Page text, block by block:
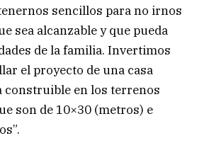
sencillos para no irnos
sea alcanzable y que pueda
de la familia. Invertimos
el proyecto de una casa
construible en los terrenos
son de 10×30 (metros) e